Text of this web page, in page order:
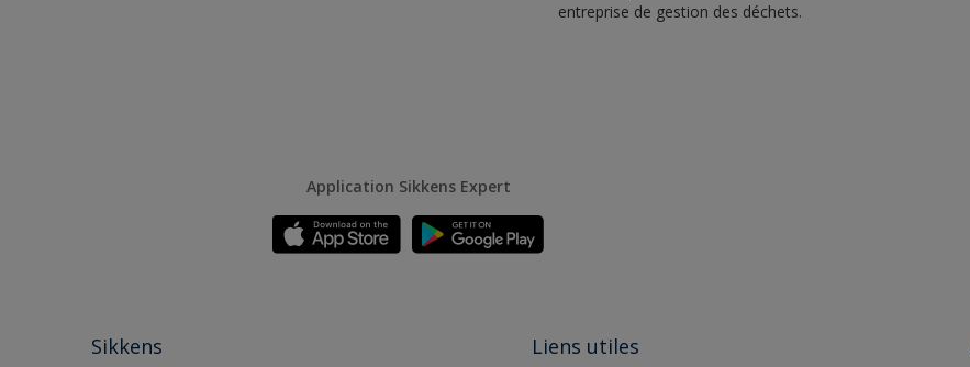
entreprise de gestion des déchets.
Application Sikkens Expert
Sikkens Liens utiles